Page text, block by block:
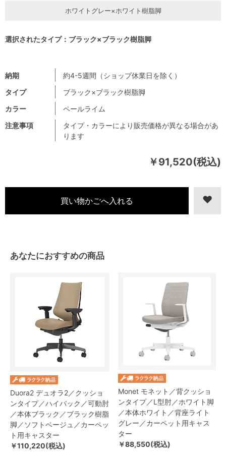
￥91,520(税込)
注意事項
タイプ・カラーにより販売価格が異なる場合があ
ります
納期
約4-5週間（ショップ休業日を除く）
タイプ
ブラック×ブラック樹脂脚
カラー
ペールライム
ホワイトグレー×ホワイト樹脂脚
選択されたタイプ：ブラック×ブラック樹脂脚
あなたにおすすめの商品
Duora2 デュオラ2／クッショ
ンタイプ／ハイバック／可動肘
／本体ブラック／ブラック樹脂
脚／ソフトベージュ／カーペッ
ト用キャスター
￥110,220(税込)
Monet モネット／背クッショ
ンタイプ／L型肘／ホワイト脚
／本体ホワイト／背座ライト
グレー／カーペット用キャス
ター
￥88,550(税込)